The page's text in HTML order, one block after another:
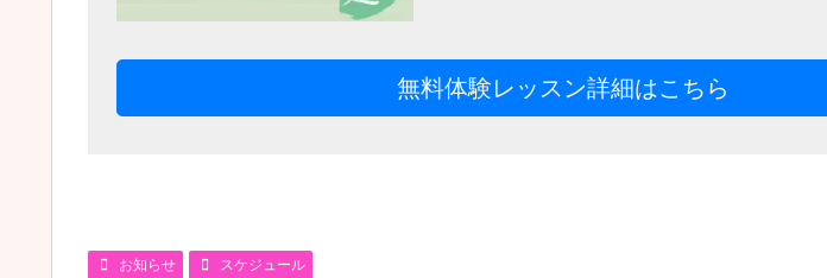
無料体験レッスン詳細はこちら
お知らせ スケジュール